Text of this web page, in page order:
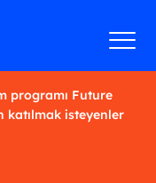
programı Future
katılmak isteyenler